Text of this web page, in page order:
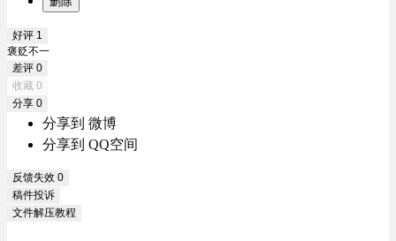
好评 1
褒贬不一
差评 0
收藏 0
分享 0
分享到 微博
分享到 QQ空间
反馈失效 0
稿件投诉
文件解压教程